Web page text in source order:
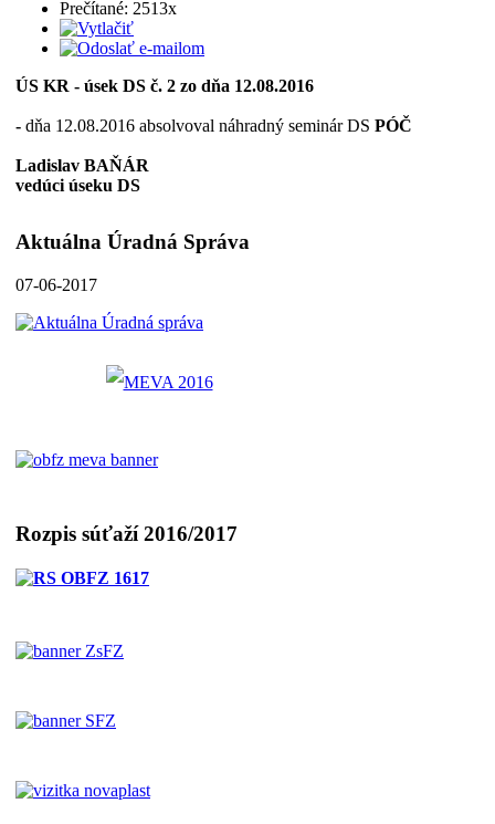
Prečítané: 2513x
ÚS KR - úsek DS č. 2 zo dňa 12.08.2016
- dňa 12.08.2016 absolvoval náhradný seminár DS PÓČ
Ladislav BAŇÁR
vedúci úseku DS
Aktuálna Úradná Správa
07-06-2017
Rozpis súťaží 2016/2017